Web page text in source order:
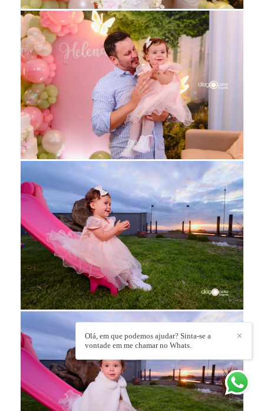
✕
Olá, em que podemos ajudar? Sinta-se a
vontade em me chamar no Whats.